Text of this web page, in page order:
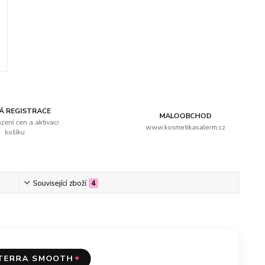
REGISTRACE
cen a aktivaci
košíku
MALOOBCHOD
www.kosmetikasalerm.cz
Související zboží 4
SMOOTH✦